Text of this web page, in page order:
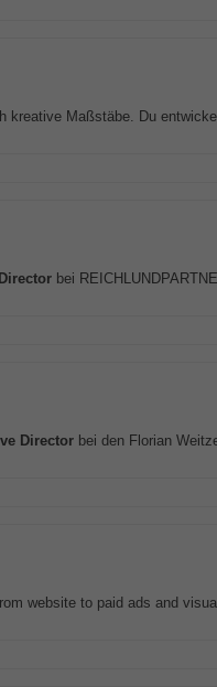
kreative Maßstäbe. Du
Director bei
Director bei den Florian
website to paid ads and